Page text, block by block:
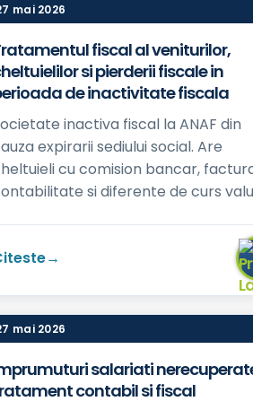
mai 2026
fiscal al veniturilor,
si pierderii fiscale in
de inactivitate fiscala
inactiva fiscal la ANAF din
expirarii sediului social. Are
cu comision bancar,
si diferente de curs
mai 2026
salariati
contabil si fiscal